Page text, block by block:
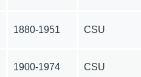
1880-1951 CSU
1900-1974 CSU